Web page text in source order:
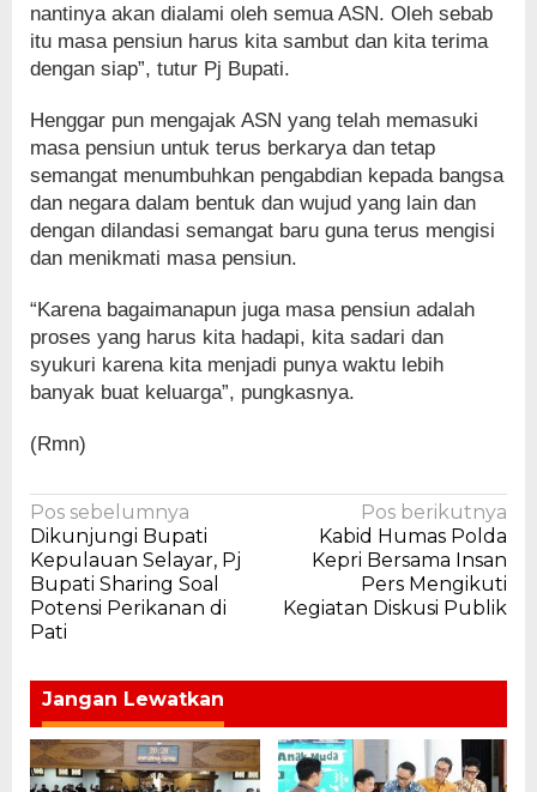
nantinya akan dialami oleh semua ASN. Oleh sebab
itu masa pensiun harus kita sambut dan kita terima
dengan siap”, tutur Pj Bupati.
Henggar pun mengajak ASN yang telah memasuki
masa pensiun untuk terus berkarya dan tetap
semangat menumbuhkan pengabdian kepada bangsa
dan negara dalam bentuk dan wujud yang lain dan
dengan dilandasi semangat baru guna terus mengisi
dan menikmati masa pensiun.
“Karena bagaimanapun juga masa pensiun adalah
proses yang harus kita hadapi, kita sadari dan
syukuri karena kita menjadi punya waktu lebih
banyak buat keluarga”, pungkasnya.
(Rmn)
Navigasi
pos
Pos sebelumnya
Dikunjungi Bupati
Kepulauan Selayar, Pj
Bupati Sharing Soal
Potensi Perikanan di
Pati
Pos berikutnya
Kabid Humas Polda
Kepri Bersama Insan
Pers Mengikuti
Kegiatan Diskusi Publik
Jangan Lewatkan